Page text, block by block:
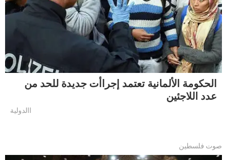
الحكومة الألمانية تعتمد إجراأت جديدة للحد من
عدد اللاجئين
االدولية
صوت فلسطين